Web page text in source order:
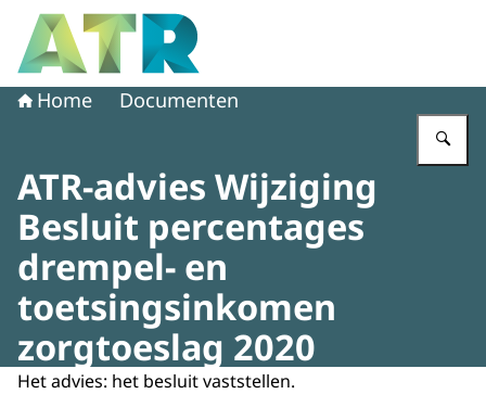
Naar de homepage van Adviescollege toetsing regeldruk
Home Documenten
ATR-advies Wijziging
Besluit percentages
drempel- en
toetsingsinkomen
zorgtoeslag 2020
Het advies: het besluit vaststellen.